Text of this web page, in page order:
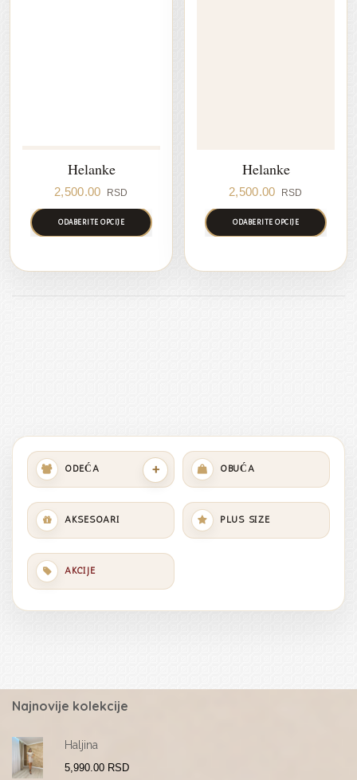
Helanke
2,500.00 RSD
ODABERITE OPCIJE
Helanke
2,500.00 RSD
ODABERITE OPCIJE
ODEĆA + OBUĆA
AKSESOARI PLUS SIZE
AKCIJE
Najnovije kolekcije
Haljina
5,990.00 RSD